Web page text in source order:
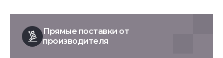
Прямые поставки от
производителя